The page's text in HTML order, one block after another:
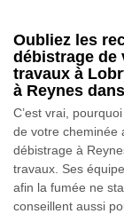
Oubliez les
débistrage de
travaux à
à Reynes
C’est vrai,
de votre cheminée
débistrage à
travaux. Ses
afin la fumée ne
conseillent aussi